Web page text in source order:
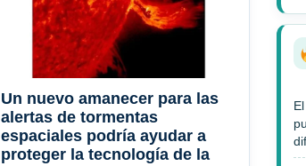
Un nuevo amanecer para las
alertas de tormentas
espaciales podría ayudar a
proteger la tecnología de la